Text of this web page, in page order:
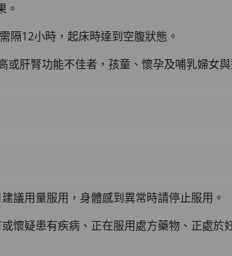
。
隔12小時，起床時達到空腹狀態。
或肝腎功能不佳者，孩童、懷孕及哺乳婦女
議用量服用，身體感到異常時請停止服用。
懷疑患有疾病、正在服用處方藥物、正處